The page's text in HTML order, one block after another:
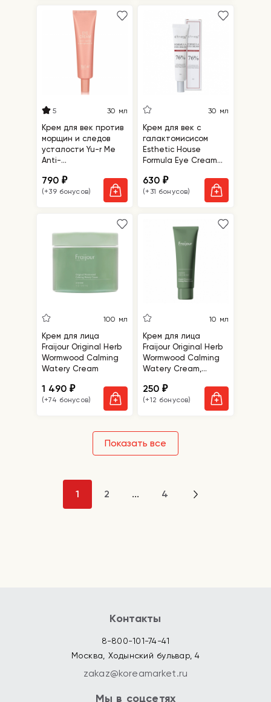
5 30 мл
Крем для век против
морщин и следов
усталости Yu-r Me
Anti-
Eye Cream
790₽
(+39 бонусов)
30 мл
Крем для век с
галактомисисом
Esthetic House
Formula Eye Cream
630₽
(+31 бонусов)
100 мл
Крем для лица
Fraijour Original Herb
Wormwood Calming
Watery Cream
1 490₽
(+74 бонусов)
10 мл
Крем для лица
Fraijour Original Herb
Wormwood Calming
Watery Cream,
250₽
(+12 бонусов)
Показать все
1 2 ... 4
Контакты
8-800-101-74-41
Москва, Ходынский бульвар, 4
zakaz@koreamarket.ru
Мы в соцсетях